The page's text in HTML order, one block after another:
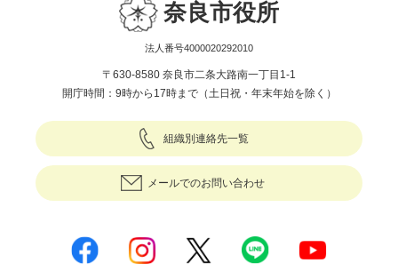
奈良市役所
法人番号4000020292010
〒630-8580 奈良市二条大路南一丁目1-1
開庁時間：9時から17時まで（土日祝・年末年始を除く）
組織別連絡先一覧
メールでのお問い合わせ